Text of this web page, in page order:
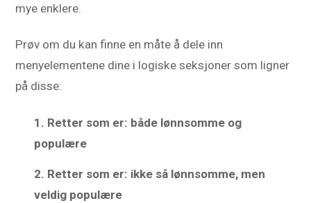
mye enklere.
Prøv om du kan finne en måte å dele inn
menyelementene dine i logiske seksjoner som ligner
på disse:
1. Retter som er: både lønnsomme og
populære
2. Retter som er: ikke så lønnsomme, men
veldig populære